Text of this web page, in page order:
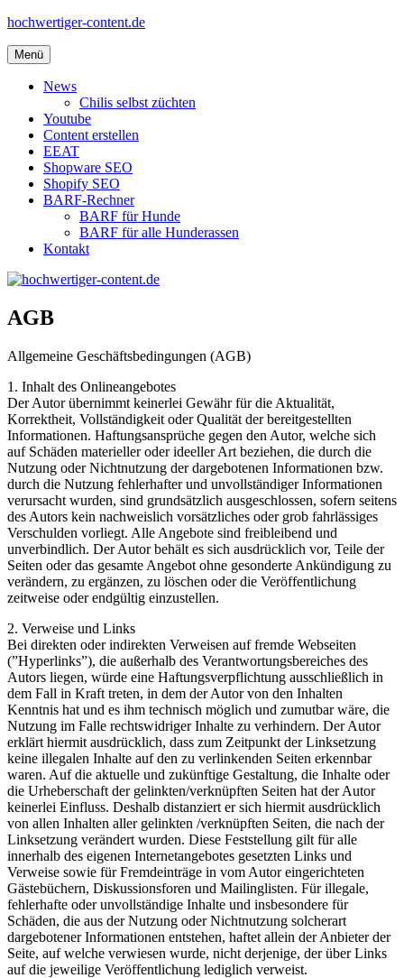
Zum
springen
hochwertiger-content.de
Menü
News
Chilis selbst züchten
Youtube
Content erstellen
EEAT
Shopware SEO
Shopify SEO
BARF-Rechner
BARF für Hunde
BARF für alle Hunderassen
Kontakt
AGB
Allgemeine Geschäftsbedingungen (AGB)
1. Inhalt des Onlineangebotes
Der Autor übernimmt keinerlei Gewähr für die Aktualität,
Korrektheit, Vollständigkeit oder Qualität der bereitgestellten
Informationen. Haftungsansprüche gegen den Autor, welche sich
auf Schäden materieller oder ideeller Art beziehen, die durch die
Nutzung oder Nichtnutzung der dargebotenen Informationen bzw.
durch die Nutzung fehlerhafter und unvollständiger Informationen
verursacht wurden, sind grundsätzlich ausgeschlossen, sofern seitens
des Autors kein nachweislich vorsätzliches oder grob fahrlässiges
Verschulden vorliegt. Alle Angebote sind freibleibend und
unverbindlich. Der Autor behält es sich ausdrücklich vor, Teile der
Seiten oder das gesamte Angebot ohne gesonderte Ankündigung zu
verändern, zu ergänzen, zu löschen oder die Veröffentlichung
zeitweise oder endgültig einzustellen.
2. Verweise und Links
Bei direkten oder indirekten Verweisen auf fremde Webseiten
(”Hyperlinks”), die außerhalb des Verantwortungsbereiches des
Autors liegen, würde eine Haftungsverpflichtung ausschließlich in
dem Fall in Kraft treten, in dem der Autor von den Inhalten
Kenntnis hat und es ihm technisch möglich und zumutbar wäre, die
Nutzung im Falle rechtswidriger Inhalte zu verhindern. Der Autor
erklärt hiermit ausdrücklich, dass zum Zeitpunkt der Linksetzung
keine illegalen Inhalte auf den zu verlinkenden Seiten erkennbar
waren. Auf die aktuelle und zukünftige Gestaltung, die Inhalte oder
die Urheberschaft der gelinkten/verknüpften Seiten hat der Autor
keinerlei Einfluss. Deshalb distanziert er sich hiermit ausdrücklich
von allen Inhalten aller gelinkten /verknüpften Seiten, die nach der
Linksetzung verändert wurden. Diese Feststellung gilt für alle
innerhalb des eigenen Internetangebotes gesetzten Links und
Verweise sowie für Fremdeinträge in vom Autor eingerichteten
Gästebüchern, Diskussionsforen und Mailinglisten. Für illegale,
fehlerhafte oder unvollständige Inhalte und insbesondere für
Schäden, die aus der Nutzung oder Nichtnutzung solcherart
dargebotener Informationen entstehen, haftet allein der Anbieter der
Seite, auf welche verwiesen wurde, nicht derjenige, der über Links
auf die jeweilige Veröffentlichung lediglich verweist.